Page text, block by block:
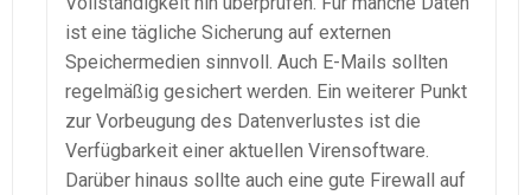
ist eine tägliche Sicherung auf externen
Speichermedien sinnvoll. Auch E-Mails sollten
regelmäßig gesichert werden. Ein weiterer Punkt
zur Vorbeugung des Datenverlustes ist die
Verfügbarkeit einer aktuellen Virensoftware.
Darüber hinaus sollte auch eine gute Firewall auf